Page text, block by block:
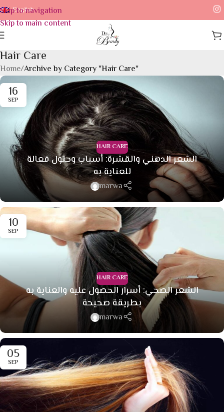
Skip to navigation
Skip to main content
English
Hair Care
Home/Archive by Category "Hair Care"
16
SEP
HAIR CARE
الشعر الدهني والقشرة: أسباب وحلول فعالة
للعناية به
marwa
10
SEP
HAIR CARE
الشعر الصحي: أسرار الحصول عليه والعناية به
بطريقة صحيحة
marwa
05
SEP